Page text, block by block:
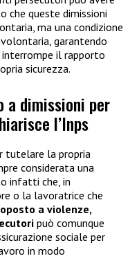
che queste dimissioni
ma una condizione
garantendo
il rapporto
sicurezza.
a dimissioni per
l’Inps
tutelare la propria
considerata una
infatti che, in
o la lavoratrice che
a violenze,
può comunque
sociale per
in modo